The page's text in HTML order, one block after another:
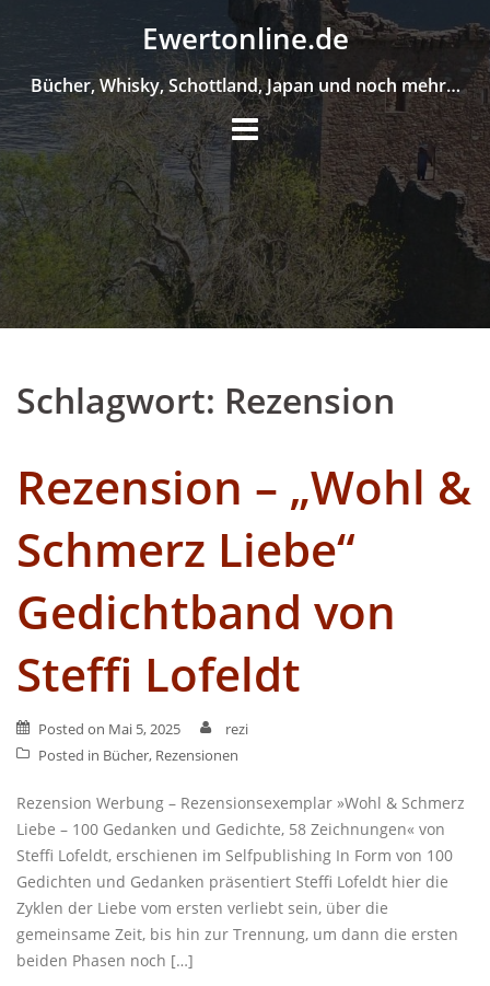
to
Ewertonline.de
Bücher, Whisky, Schottland, Japan und noch mehr…
Schlagwort: Rezension
Rezension – „Wohl &
Schmerz Liebe“
Gedichtband von
Steffi Lofeldt
Posted on Mai 5, 2025
rezi
Posted in Bücher, Rezensionen
Rezension Werbung – Rezensionsexemplar »Wohl & Schmerz
Liebe – 100 Gedanken und Gedichte, 58 Zeichnungen« von
Steffi Lofeldt, erschienen im Selfpublishing In Form von 100
Gedichten und Gedanken präsentiert Steffi Lofeldt hier die
Zyklen der Liebe vom ersten verliebt sein, über die
gemeinsame Zeit, bis hin zur Trennung, um dann die ersten
beiden Phasen noch […]